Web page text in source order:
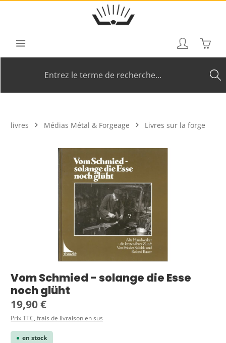
Passer au contenu principal
Le
livres Médias Métal & Forgeage Livres sur la forge
Ignorer la galerie d'images
Vom Schmied - solange die Esse
noch glüht
Prix régulier :
19,90 €
Prix TTC, frais de livraison en sus
en stock